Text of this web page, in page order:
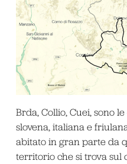
Brda, Collio, Cuei, sono
slovena, italiana e
abitato in gran parte da
territorio che si trova sul